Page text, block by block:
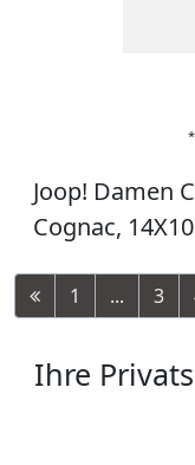
Joop! Damen
Cognac, 14X10
1 ... 3
Ihre